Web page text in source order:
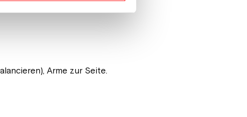
Arme zur Seite.